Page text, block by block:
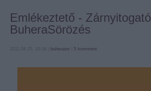
Emlékeztető - Zárnyitogató
BuheraSörözés
buherator 5 komment